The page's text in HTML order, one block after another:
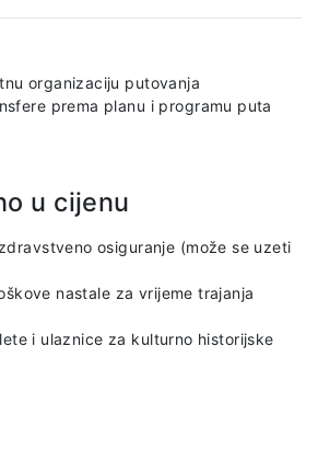
organizaciju putovanja
prema planu i programu puta
u cijenu
osiguranje (može se uzeti
nastale za vrijeme trajanja
i ulaznice za kulturno historijske